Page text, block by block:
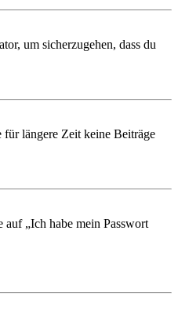
um sicherzugehen, dass du
für längere Zeit keine Beiträge
„Ich habe mein Passwort